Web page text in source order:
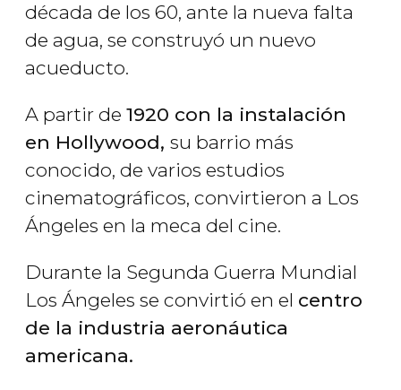
década de los 60, ante la nueva falta
de agua, se construyó un nuevo
acueducto.
A partir de 1920 con la instalación
en Hollywood, su barrio más
conocido, de varios estudios
cinematográficos, convirtieron a Los
Ángeles en la meca del cine.
Durante la Segunda Guerra Mundial
Los Ángeles se convirtió en el centro
de la industria aeronáutica
americana.